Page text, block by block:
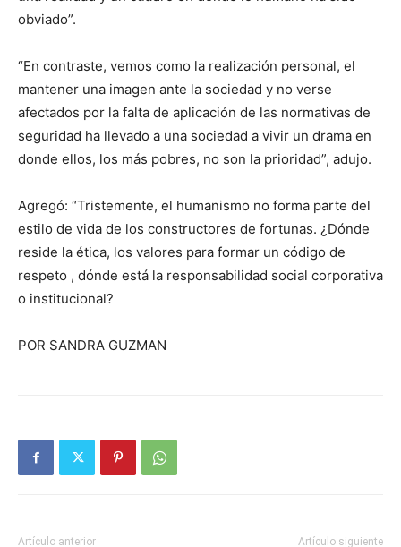
obviado”.
“En contraste, vemos como la realización personal, el
mantener una imagen ante la sociedad y no verse
afectados por la falta de aplicación de las normativas de
seguridad ha llevado a una sociedad a vivir un drama en
donde ellos, los más pobres, no son la prioridad”, adujo.
Agregó: “Tristemente, el humanismo no forma parte del
estilo de vida de los constructores de fortunas. ¿Dónde
reside la ética, los valores para formar un código de
respeto , dónde está la responsabilidad social corporativa
o institucional?
POR SANDRA GUZMAN
Artículo anterior Artículo siguiente